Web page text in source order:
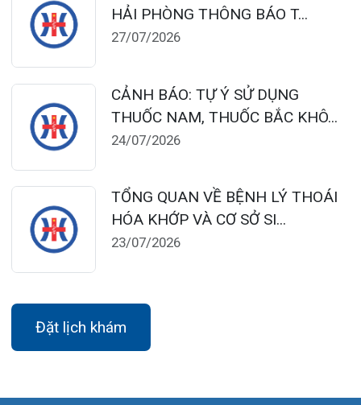
Lịch làm việc:
Khoa Khám bệnh theo yêu cầu:
Thứ 2 – Thứ 6: 06:00 – 20:00
Thứ 7 – Chủ nhật: 06:30 – 16:30
Khoa Khám bệnh: Thứ 2 – Thứ 6
Sáng: 07:00 – 12:00
Bệnh viện – Khách sạn cao cấp đầu tiên ở
Hải Phòng và khu vực vùng duyên hải Bắc
bộ, quy mô 500 giường bệnh nội trú.
Đặt lịch khám